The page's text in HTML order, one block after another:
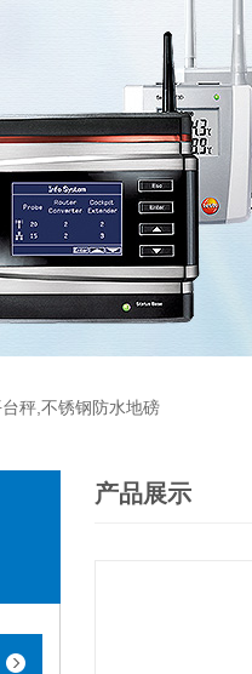
秤,不锈钢防水地磅
产品展示